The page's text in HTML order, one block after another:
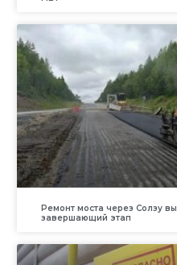
Ремонт моста через Солзу
завершающий этап